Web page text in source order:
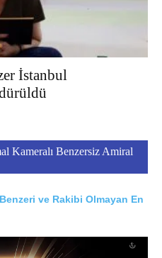
İstanbul
Kameralı Benzersiz Amiral
ve Rakibi Olmayan En